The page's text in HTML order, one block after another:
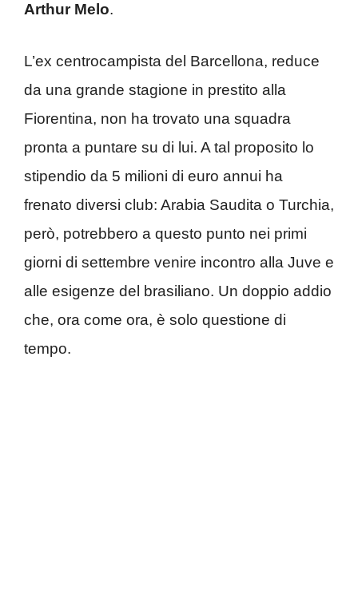
Arthur Melo.
L’ex centrocampista del Barcellona, reduce
da una grande stagione in prestito alla
Fiorentina, non ha trovato una squadra
pronta a puntare su di lui. A tal proposito lo
stipendio da 5 milioni di euro annui ha
frenato diversi club: Arabia Saudita o Turchia,
però, potrebbero a questo punto nei primi
giorni di settembre venire incontro alla Juve e
alle esigenze del brasiliano. Un doppio addio
che, ora come ora, è solo questione di
tempo.